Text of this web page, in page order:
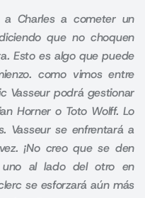
a Charles a cometer un
que no choquen
Esto es algo que puede
como vimos entre
Vasseur podrá gestionar
Horner o Toto Wolff. Lo
Vasseur se enfrentará a
¡No creo que se den
uno al lado del otro en
se esforzará aún más